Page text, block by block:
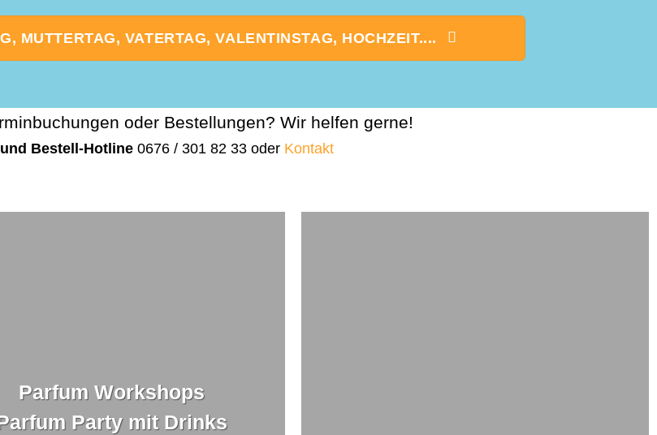
MUTTERTAG, VATERTAG, VALENTINSTAG, HOCHZEIT....
oder Bestellungen? Wir helfen gerne!
Bestell-Hotline0676 / 301 82 33 oder Kontakt
Parfum Workshops
Party mit Drinks